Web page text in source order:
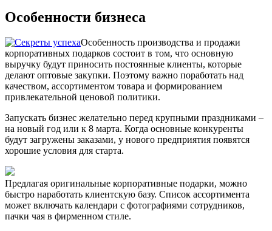
Особенности бизнеса
Особенность производства и продажи
корпоративных подарков состоит в том, что основную
выручку будут приносить постоянные клиенты, которые
делают оптовые закупки. Поэтому важно поработать над
качеством, ассортиментом товара и формированием
привлекательной ценовой политики.
Запускать бизнес желательно перед крупными праздниками –
на новый год или к 8 марта. Когда основные конкуренты
будут загружены заказами, у нового предприятия появятся
хорошие условия для старта.
Предлагая оригинальные корпоративные подарки, можно
быстро наработать клиентскую базу. Список ассортимента
может включать календари с фотографиями сотрудников,
пачки чая в фирменном стиле.